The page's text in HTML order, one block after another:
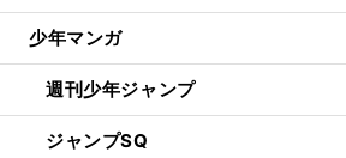
少年マンガ
週刊少年ジャンプ
ジャンプSQ